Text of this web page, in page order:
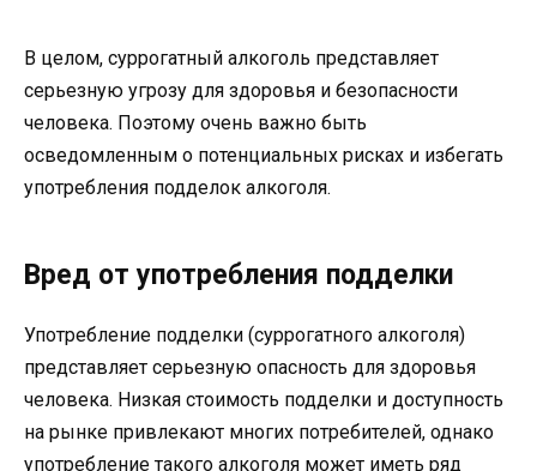
В целом, суррогатный алкоголь представляет
серьезную угрозу для здоровья и безопасности
человека. Поэтому очень важно быть
осведомленным о потенциальных рисках и избегать
употребления подделок алкоголя.
Вред от употребления подделки
Употребление подделки (суррогатного алкоголя)
представляет серьезную опасность для здоровья
человека. Низкая стоимость подделки и доступность
на рынке привлекают многих потребителей, однако
употребление такого алкоголя может иметь ряд